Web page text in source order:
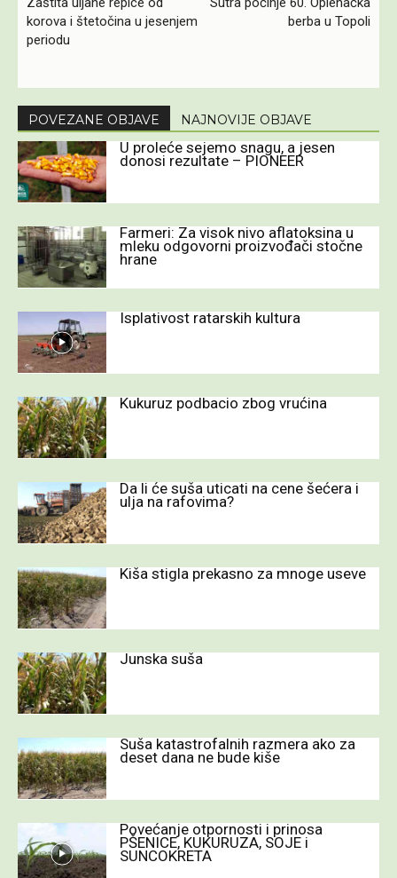
korova i štetočina u jesenjem
periodu
berba u Topoli
POVEZANE OBJAVE NAJNOVIJE OBJAVE
U proleće sejemo snagu, a jesen
donosi rezultate – PIONEER
Farmeri: Za visok nivo aflatoksina u
mleku odgovorni proizvođači stočne
hrane
Isplativost ratarskih kultura
Kukuruz podbacio zbog vrućina
Da li će suša uticati na cene šećera i
ulja na rafovima?
Kiša stigla prekasno za mnoge useve
Junska suša
Suša katastrofalnih razmera ako za
deset dana ne bude kiše
Povećanje otpornosti i prinosa
PŠENICE, KUKURUZA, SOJE i
SUNCOKRETA